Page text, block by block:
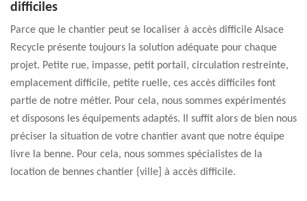
difficiles
Parce que le chantier peut se localiser à accès difficile Alsace
Recycle présente toujours la solution adéquate pour chaque
projet. Petite rue, impasse, petit portail, circulation restreinte,
emplacement difficile, petite ruelle, ces accès difficiles font
partie de notre métier. Pour cela, nous sommes expérimentés
et disposons les équipements adaptés. Il suffit alors de bien nous
préciser la situation de votre chantier avant que notre équipe
livre la benne. Pour cela, nous sommes spécialistes de la
location de bennes chantier {ville] à accès difficile.